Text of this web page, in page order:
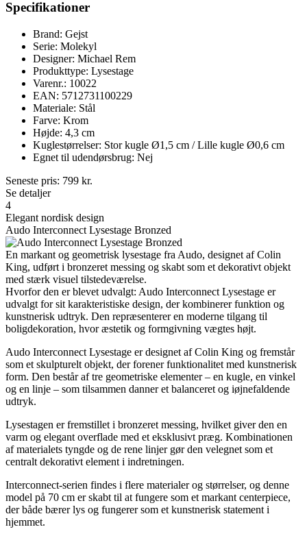
Specifikationer
Brand: Gejst
Serie: Molekyl
Designer: Michael Rem
Produkttype: Lysestage
Varenr.: 10022
EAN: 5712731100229
Materiale: Stål
Farve: Krom
Højde: 4,3 cm
Kuglestørrelser: Stor kugle Ø1,5 cm / Lille kugle Ø0,6 cm
Egnet til udendørsbrug: Nej
Seneste pris: 799 kr.
Se detaljer
4
Elegant nordisk design
Audo Interconnect Lysestage Bronzed
En markant og geometrisk lysestage fra Audo, designet af Colin
King, udført i bronzeret messing og skabt som et dekorativt objekt
med stærk visuel tilstedeværelse.
Hvorfor den er blevet udvalgt: Audo Interconnect Lysestage er
udvalgt for sit karakteristiske design, der kombinerer funktion og
kunstnerisk udtryk. Den repræsenterer en moderne tilgang til
boligdekoration, hvor æstetik og formgivning vægtes højt.
Audo Interconnect Lysestage er designet af Colin King og fremstår
som et skulpturelt objekt, der forener funktionalitet med kunstnerisk
form. Den består af tre geometriske elementer – en kugle, en vinkel
og en linje – som tilsammen danner et balanceret og iøjnefaldende
udtryk.
Lysestagen er fremstillet i bronzeret messing, hvilket giver den en
varm og elegant overflade med et eksklusivt præg. Kombinationen
af materialets tyngde og de rene linjer gør den velegnet som et
centralt dekorativt element i indretningen.
Interconnect-serien findes i flere materialer og størrelser, og denne
model på 70 cm er skabt til at fungere som et markant centerpiece,
der både bærer lys og fungerer som et kunstnerisk statement i
hjemmet.